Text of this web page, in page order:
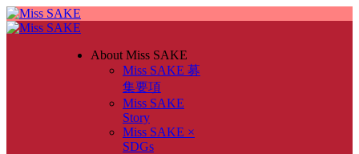
About Miss SAKE
Miss SAKE 募
集要項
Miss SAKE
Story
Miss SAKE ×
SDGs